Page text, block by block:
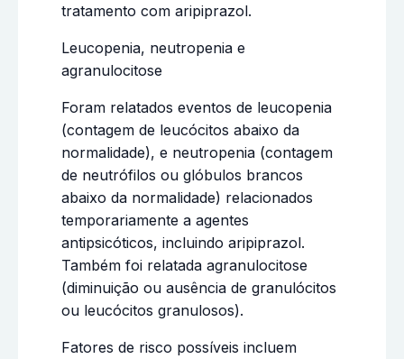
tratamento com aripiprazol.
Leucopenia, neutropenia e
agranulocitose
Foram relatados eventos de leucopenia
(contagem de leucócitos abaixo da
normalidade), e neutropenia (contagem
de neutrófilos ou glóbulos brancos
abaixo da normalidade) relacionados
temporariamente a agentes
antipsicóticos, incluindo aripiprazol.
Também foi relatada agranulocitose
(diminuição ou ausência de granulócitos
ou leucócitos granulosos).
Fatores de risco possíveis incluem